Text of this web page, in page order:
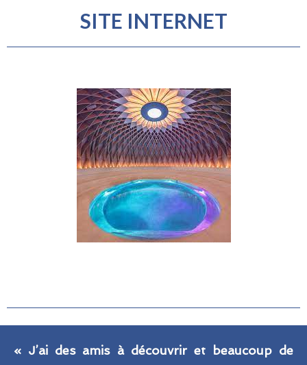
SITE INTERNET
« J’ai des amis à découvrir et beaucoup de